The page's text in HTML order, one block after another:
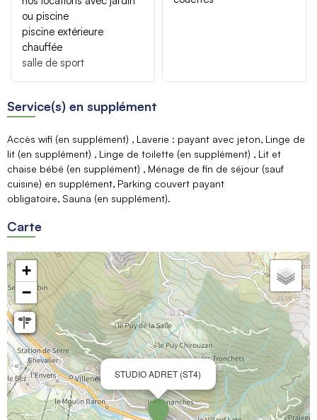
ou piscine
piscine extérieure
chauffée
salle de sport
Service(s) en supplément
Accès wifi (en supplément) Laverie : payant avec jeton Linge de
lit (en supplément)
Linge de toilette (en supplément)
Lit et
chaise bébé (en supplément)
Ménage de fin de séjour (sauf
cuisine) en supplément Parking couvert payant
obligatoire Sauna (en supplément)
Carte
STUDIO ADRET (ST4)
+
−